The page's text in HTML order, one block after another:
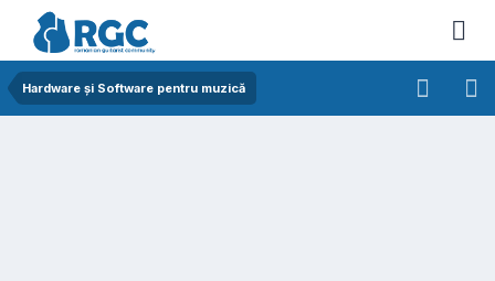
Hardware și Software pentru muzică